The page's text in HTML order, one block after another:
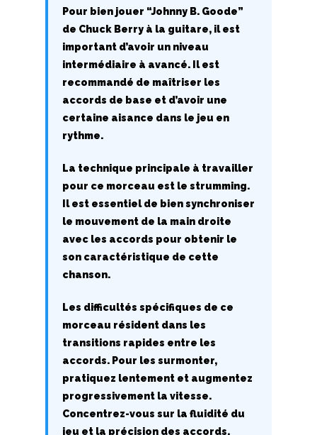
Pour bien jouer “Johnny B. Goode”
de Chuck Berry à la guitare, il est
important d’avoir un niveau
intermédiaire à avancé. Il est
recommandé de maîtriser les
accords de base et d’avoir une
certaine aisance dans le jeu en
rythme.
La technique principale à travailler
pour ce morceau est le strumming.
Il est essentiel de bien synchroniser
le mouvement de la main droite
avec les accords pour obtenir le
son caractéristique de cette
chanson.
Les difficultés spécifiques de ce
morceau résident dans les
transitions rapides entre les
accords. Pour les surmonter,
pratiquez lentement et augmentez
progressivement la vitesse.
Concentrez-vous sur la fluidité du
jeu et la précision des accords.
C
D
E
F
H
I
J
L
M
N
O